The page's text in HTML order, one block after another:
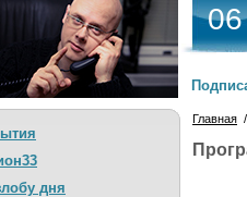
дня
06
Главная /